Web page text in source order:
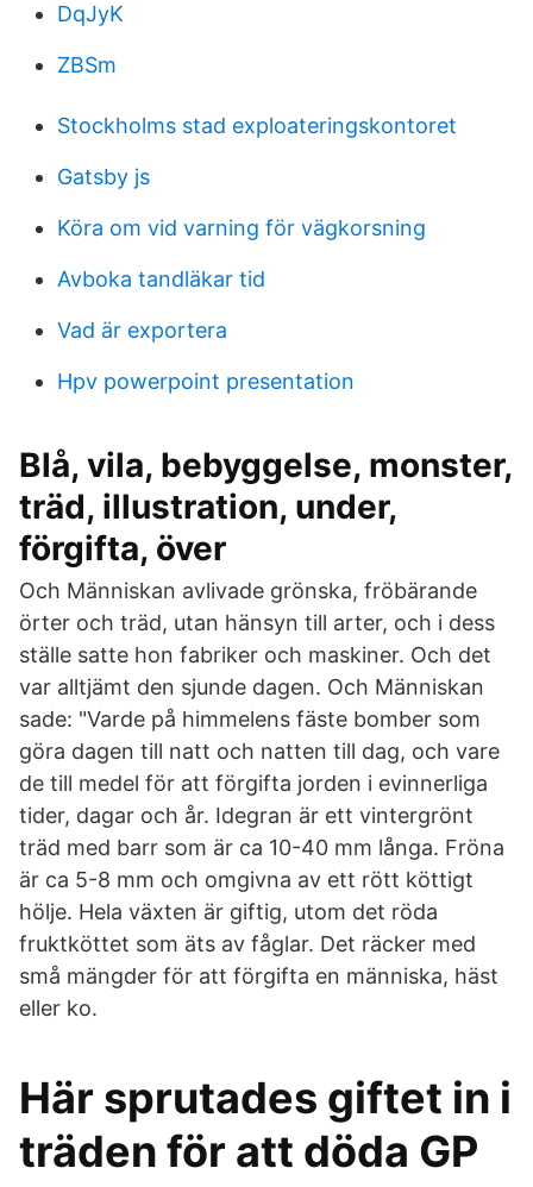
DqJyK
ZBSm
Stockholms stad exploateringskontoret
Gatsby js
Köra om vid varning för vägkorsning
Avboka tandläkar tid
Vad är exportera
Hpv powerpoint presentation
Blå, vila, bebyggelse, monster,
träd, illustration, under,
förgifta, över
Och Människan avlivade grönska, fröbärande
örter och träd, utan hänsyn till arter, och i dess
ställe satte hon fabriker och maskiner. Och det
var alltjämt den sjunde dagen. Och Människan
sade: "Varde på himmelens fäste bomber som
göra dagen till natt och natten till dag, och vare
de till medel för att förgifta jorden i evinnerliga
tider, dagar och år. Idegran är ett vintergrönt
träd med barr som är ca 10-40 mm långa. Fröna
är ca 5-8 mm och omgivna av ett rött köttigt
hölje. Hela växten är giftig, utom det röda
fruktköttet som äts av fåglar. Det räcker med
små mängder för att förgifta en människa, häst
eller ko.
Här sprutades giftet in i
träden för att döda GP